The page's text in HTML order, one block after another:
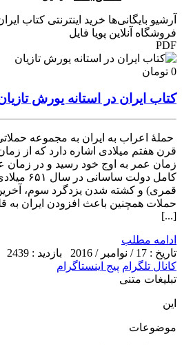
آرشیو بایگانی‌ها خرید اینترنتی کتاب
فروشگاه آنلاین پویا فایل
PDF
0 تومان
کتاب ایران در استانه یورش
حملهٔ اعراب به ایران به مجموعه
قرن هفتم میلادی اشاره دارد که از
زمان عمر به اوج خود رسید و در زمان
قمری) و کشته شدن یزدگرد سوم، آخرین
حملات همچنین باعث افزودن ایران به
[...]
ادامه مطلب
تاریخ : 17 / نوامبر / 2016
بازدید : 2439
کانال تلگرام پیج اینستاگرام
تبلیغات متنی
این
موضوعات